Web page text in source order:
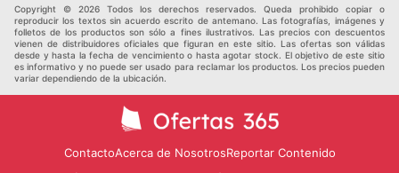
Otros
Copyright © 2026 Todos los derechos reservados. Queda prohibido copiar o
reproducir los textos sin acuerdo escrito de antemano. Las fotografías, imágenes y
folletos de los productos son sólo a fines ilustrativos. Las precios con descuentos
vienen de distribuidores oficiales que figuran en este sitio. Las ofertas son válidas
desde y hasta la fecha de vencimiento o hasta agotar stock. El objetivo de este sitio
es informativo y no puede ser usado para reclamar los productos. Los precios pueden
variar dependiendo de la ubicación.
ContactoAcerca de NosotrosReportar Contenido